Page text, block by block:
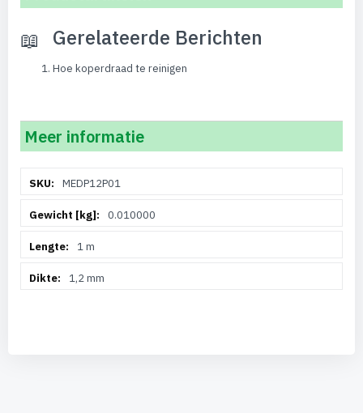
Gerelateerde Berichten
Hoe koperdraad te reinigen
Meer informatie
informatieMEDP12P01
0.010000
1 m
1,2 mm